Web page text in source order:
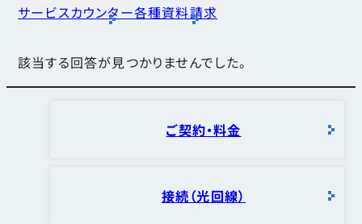
サービスカウンター各種資料請求
該当する回答が見つかりませんでした。
ご契約・料金
接続（光回線）